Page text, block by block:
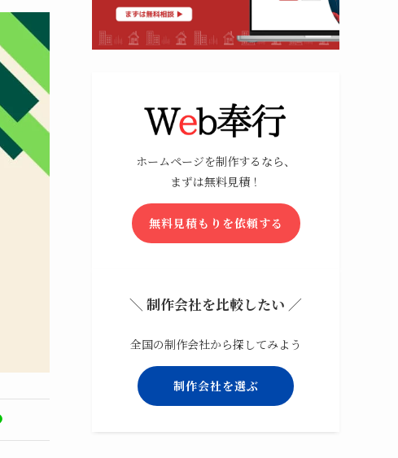
ホームページを制作するなら、
まずは無料見積！
無料見積もりを依頼する
＼ 制作会社を比較したい ／
全国の制作会社から探してみよう
制作会社を選ぶ